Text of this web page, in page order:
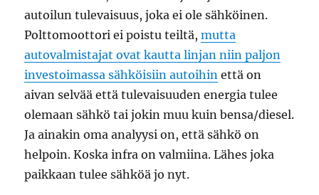
autoilun tulevaisuus, joka ei ole sähköinen.
Polttomoottori ei poistu teiltä,mutta
autovalmistajat ovat kautta linjan niin paljon
investoimassa sähköisiin autoihin että on
aivan selvää että tulevaisuuden energia tulee
olemaan sähkö tai jokin muu kuin bensa/diesel.
Ja ainakin oma analyysi on, että sähkö on
helpoin. Koska infra on valmiina. Lähes joka
paikkaan tulee sähköä jo nyt.